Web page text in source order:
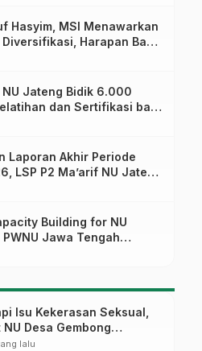
Hasyim, MSI Menawarkan
Harapan Baru
pendidikan
NU Jateng Bidik 6.000
dan Sertifikasi bagi
Laporan Akhir Periode
LSP P2 Ma’arif NU Jateng
Sinergi Link and Match
Building for NU
Jawa Tengah
Jalan Menuju
Isu Kekerasan Seksual,
NU Desa Gembong
Aktifis HAM
lalu